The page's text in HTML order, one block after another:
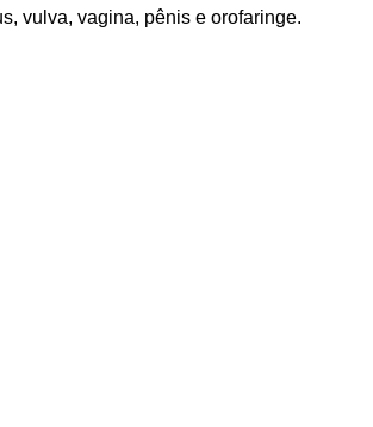
vulva, vagina, pênis e orofaringe.